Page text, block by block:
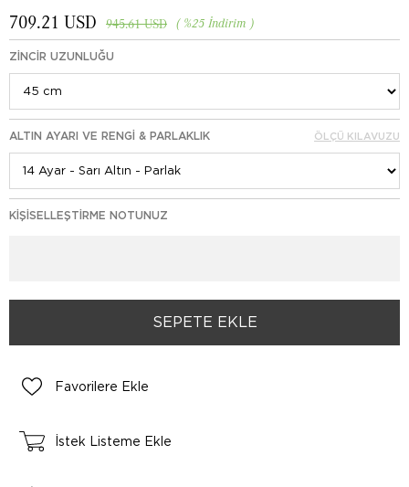
%25 İndirim
945.61 USD
709.21 USD
ZINCIR UZUNLUĞU
ALTIN AYARI VE RENGI & PARLAKLIK ÖLÇÜ KILAVUZU
KIŞISELLEŞTIRME NOTUNUZ
Favorilere Ekle
İstek Listeme Ekle